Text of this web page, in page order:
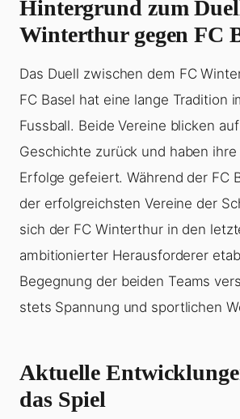
Hintergrund zum
Winterthur gegen FC
Das Duell zwischen dem FC
FC Basel hat eine lange Tradition
Fussball. Beide Vereine blicken
Geschichte zurück und haben
Erfolge gefeiert. Während der FC
der erfolgreichsten Vereine der
sich der FC Winterthur in den
ambitionierter Herausforderer
Begegnung der beiden Teams
stets Spannung und sportlichen
Aktuelle
das Spiel